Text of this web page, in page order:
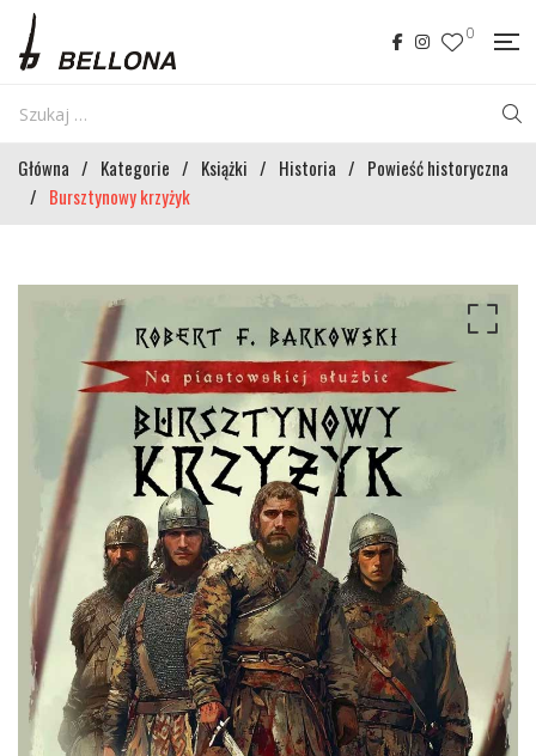
0
Główna / Kategorie / Książki / Historia / Powieść historyczna
/ Bursztynowy krzyżyk